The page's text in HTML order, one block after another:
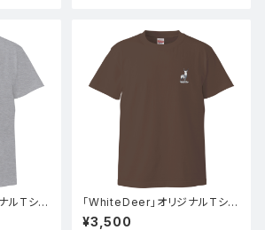
ルTシャ
「WhiteDeer」オリジナルTシャ
ツ(チャコール)
¥3,500